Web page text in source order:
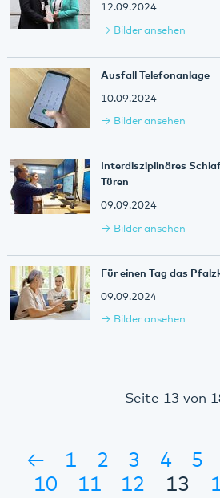
12.09.2024
Bilder ansehen
Ausfall Telefonanlage
10.09.2024
Bilder ansehen
Interdisziplinäres
Türen
09.09.2024
Bilder ansehen
Für einen Tag das
09.09.2024
Bilder ansehen
Seite 13 von
← 1 2 3 4 5
10
11 12 13